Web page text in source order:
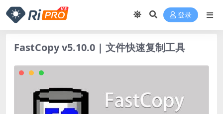
登录
FastCopy v5.10.0 | 文件快速复制工具